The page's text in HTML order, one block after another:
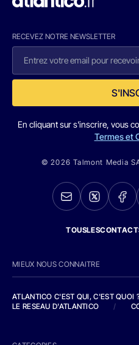
RECEVEZ NOTRE NEWSLETTER
En cliquant sur s'inscrire, vous
Termes et
© 2026 Talmont Media
MIEUX NOUS CONNAITRE
ATLANTICO C'EST QUI, C'EST QUOI
LE RESEAU D'ATLANTICO
/